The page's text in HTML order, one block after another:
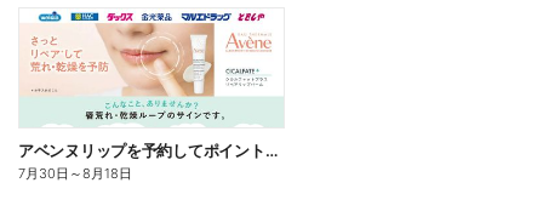
アベンヌリップを予約してポイントゲット!
7月30日 ～8月18日